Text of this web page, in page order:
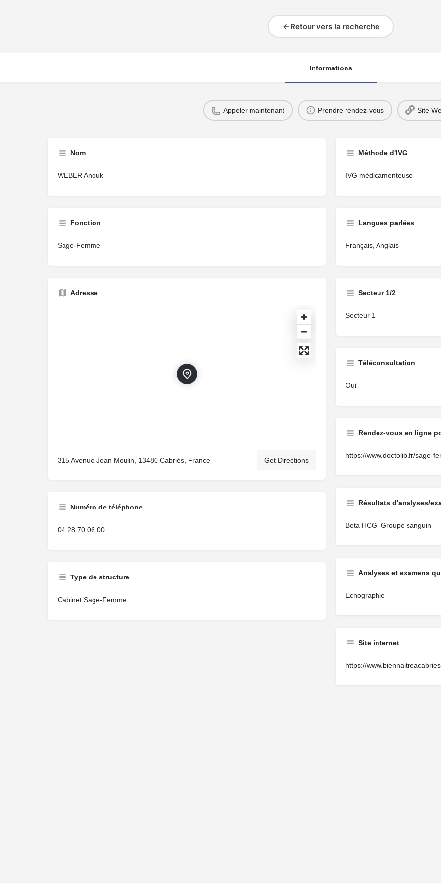
Retour vers la recherche
Informations
Appeler maintenant Prendre rendez-vous Site
Nom
WEBER Anouk
Fonction
Sage-Femme
Adresse
315 Avenue Jean Moulin, 13480 Cabriès, France Get Directions
Numéro de téléphone
04 28 70 06 00
Type de structure
Cabinet Sage-Femme
Méthode d'IVG
IVG médicamenteuse
Langues parlées
Français, Anglais
Secteur 1/2
Secteur 1
Téléconsultation
Oui
Rendez-vous en ligne
https://www.doctolib.fr/sage-
Résultats d'analyses/
Beta HCG, Groupe sanguin
Analyses et examens
Echographie
Site internet
https://